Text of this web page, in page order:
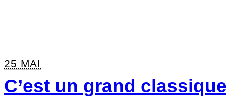
25 MAI
C’est un grand